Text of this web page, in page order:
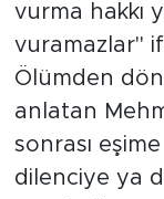
vurma hakkı
vuramazlar"
Ölümden
anlatan
sonrası
dilenciye ya